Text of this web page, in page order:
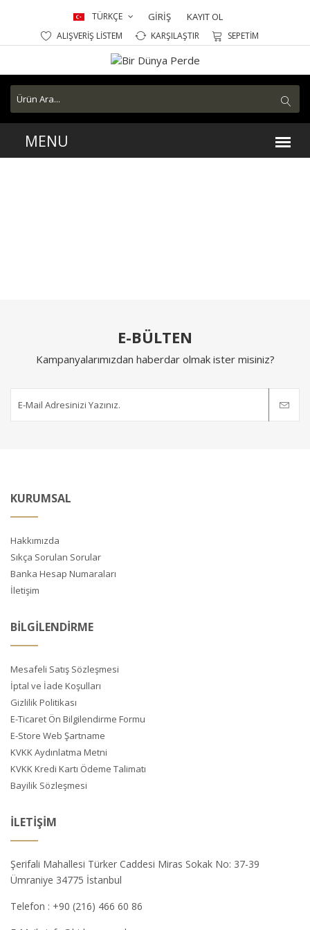
TÜRKÇE GİRİŞ KAYIT OL
ALIŞVERİŞ LİSTEM KARŞILAŞTIR SEPETİM
E-BÜLTEN
Kampanyalarımızdan haberdar olmak ister misiniz?
KURUMSAL
Hakkımızda
Sıkça Sorulan Sorular
Banka Hesap Numaraları
İletişim
BİLGİLENDİRME
Mesafeli Satış Sözleşmesi
İptal ve İade Koşulları
Gizlilik Politikası
E-Ticaret Ön Bilgilendirme Formu
E-Store Web Şartname
KVKK Aydınlatma Metni
KVKK Kredi Kartı Ödeme Talimatı
Bayilik Sözleşmesi
İLETIŞIM
Şerifali Mahallesi Türker Caddesi Miras Sokak No: 37-39
Ümraniye 34775 İstanbul
Telefon : +90 (216) 466 60 86